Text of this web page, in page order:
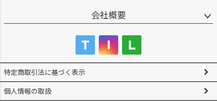
会社概要
特定商取引法に基づく表示
個人情報の取扱